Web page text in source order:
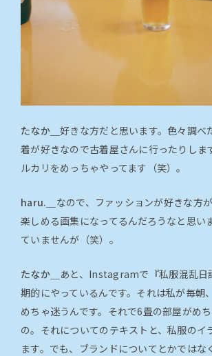
たなか＿好きな方だと思います。色々調べ
着が好きなので古着屋さんに行ったりしま
ルカリをめっちゃやってます（笑）。
haru.＿ なので、ファッションが好きな方
楽しめる画集になってるんだろうなと思い
ていませんが（笑）。
たなか＿ あと、Instagramで『私服混乱日
期的にやっているんです。それは私が毎朝
めちゃ迷うんです。それで6畳の部屋がめ
の。それについてのテキストと、私服のイ
ます。でも、ブランドについてとかではな